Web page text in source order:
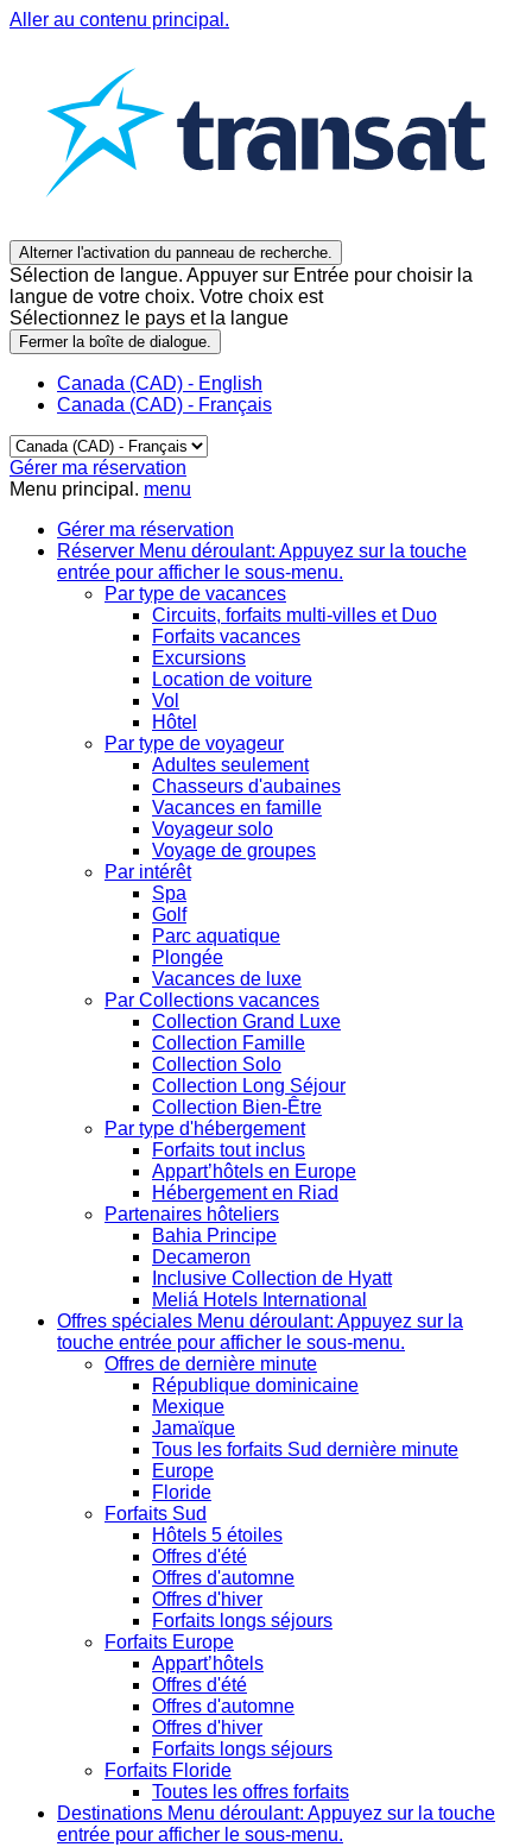
Aller au contenu principal.
Alterner l'activation du panneau de recherche.
Sélection de langue. Appuyer sur Entrée pour choisir la
langue de votre choix. Votre choix est
Sélectionnez le pays et la langue
Fermer la boîte de dialogue.
Canada (CAD) - English
Canada (CAD) - Français
Gérer ma réservation
Menu principal. menu
Gérer ma réservation
Réserver Menu déroulant: Appuyez sur la touche
entrée pour afficher le sous-menu.
Par type de vacances
Circuits, forfaits multi-villes et Duo
Forfaits vacances
Excursions
Location de voiture
Vol
Hôtel
Par type de voyageur
Adultes seulement
Chasseurs d'aubaines
Vacances en famille
Voyageur solo
Voyage de groupes
Par intérêt
Spa
Golf
Parc aquatique
Plongée
Vacances de luxe
Par Collections vacances
Collection Grand Luxe
Collection Famille
Collection Solo
Collection Long Séjour
Collection Bien-Être
Par type d'hébergement
Forfaits tout inclus
Appart’hôtels en Europe
Hébergement en Riad
Partenaires hôteliers
Bahia Principe
Decameron
Inclusive Collection de Hyatt
Meliá Hotels International
Offres spéciales Menu déroulant: Appuyez sur la
touche entrée pour afficher le sous-menu.
Offres de dernière minute
République dominicaine
Mexique
Jamaïque
Tous les forfaits Sud dernière minute
Europe
Floride
Forfaits Sud
Hôtels 5 étoiles
Offres d'été
Offres d'automne
Offres d'hiver
Forfaits longs séjours
Forfaits Europe
Appart’hôtels
Offres d'été
Offres d'automne
Offres d'hiver
Forfaits longs séjours
Forfaits Floride
Toutes les offres forfaits
Destinations Menu déroulant: Appuyez sur la touche
entrée pour afficher le sous-menu.